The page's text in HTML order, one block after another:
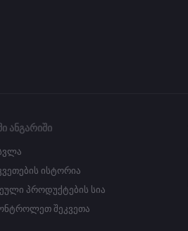
ᲐᲜᲒᲐᲠᲘᲨᲘ
ისტორია
პროდუქტების სია
შეკვეთა